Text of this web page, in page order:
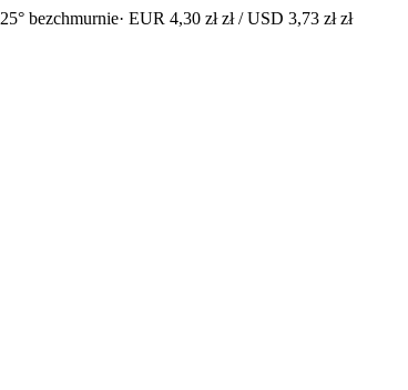
25° bezchmurnie· EUR 4,30 zł zł / USD 3,73 zł zł